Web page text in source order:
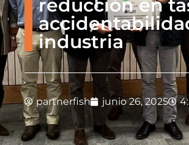
reducción en
industria
partnerfish junio 26, 2025